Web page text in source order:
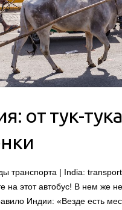
от тук-
транспорта | India:
на этот автобус! В нем же
Индии: «Везде есть